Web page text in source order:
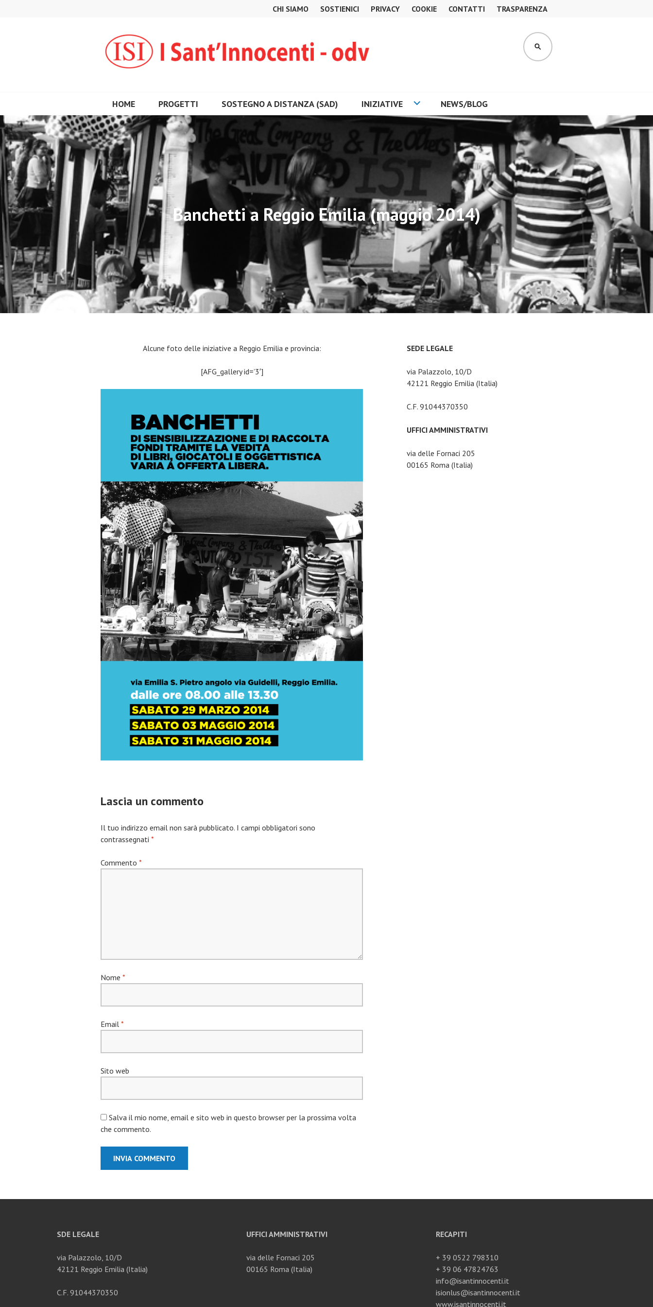
CHI SIAMO SOSTIENICI PRIVACY COOKIE CONTATTI TRASPARENZA
CERCA
HOME PROGETTI SOSTEGNO A DISTANZA (SAD) INIZIATIVE NEWS/BLOG
Banchetti a Reggio Emilia (maggio 2014)
Alcune foto delle iniziative a Reggio Emilia e provincia:
[AFG_gallery id=’3′]
Lascia un commento
Il tuo indirizzo email non sarà pubblicato. I campi obbligatori sono
contrassegnati *
Commento *
Nome *
Email *
Sito web
Salva il mio nome, email e sito web in questo browser per la prossima volta
che commento.
SEDE LEGALE
via Palazzolo, 10/D
42121 Reggio Emilia (Italia)
C.F. 91044370350
UFFICI AMMINISTRATIVI
via delle Fornaci 205
00165 Roma (Italia)
SDE LEGALE
via Palazzolo, 10/D
42121 Reggio Emilia (Italia)
C.F. 91044370350
UFFICI AMMINISTRATIVI
via delle Fornaci 205
00165 Roma (Italia)
RECAPITI
+ 39 0522 798310
+ 39 06 47824763
info@isantinnocenti.it
isionlus@isantinnocenti.it
www.isantinnocenti.it